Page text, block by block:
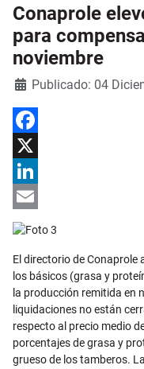
Conaprole
para
noviembre
DetallesPublicado: 04
Facebook
X
LinkedIn
Email
El directorio de Conaprole
los básicos (grasa y
la producción remitida en
liquidaciones no están
respecto al precio medio
porcentajes de grasa y
grueso de los tamberos.